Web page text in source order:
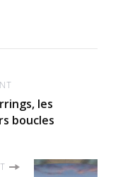
les
boucles